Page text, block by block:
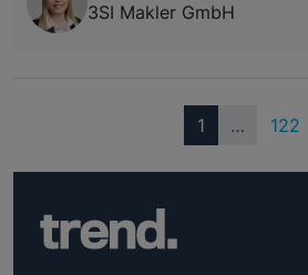
3SI Makler GmbH
1(current)
… 122